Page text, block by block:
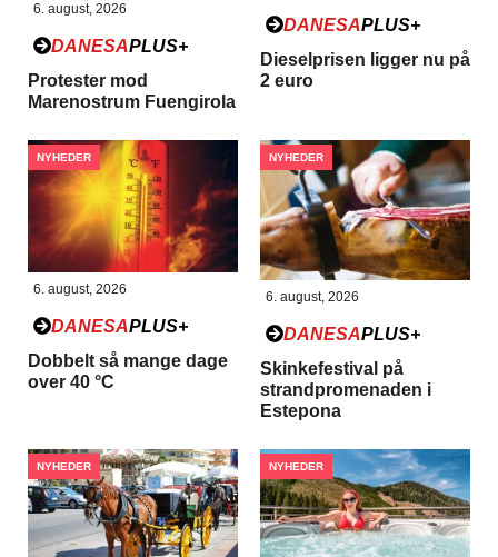
6. august, 2026
DANESAPLUS+
Protester mod
Marenostrum Fuengirola
DANESAPLUS+
Dieselprisen ligger nu på
2 euro
NYHEDER
6. august, 2026
DANESAPLUS+
Dobbelt så mange dage
over 40 °C
NYHEDER
6. august, 2026
DANESAPLUS+
Skinkefestival på
strandpromenaden i
Estepona
NYHEDER NYHEDER